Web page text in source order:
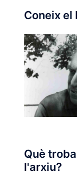
Coneix el
Què
l'arxiu?